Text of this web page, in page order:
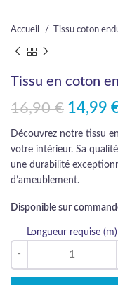
Accueil Tissu coton
Tissu en coton
16,90€
Le prix initial était :
14,99
Le prix actuel est : 14,99
Découvrez notre tissu
votre intérieur. Sa
une durabilité
d’ameublement.
Disponible sur
Longueur requise (m)